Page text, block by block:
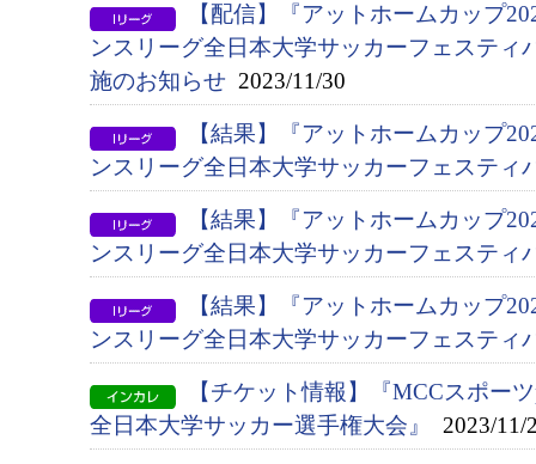
【配信】『アットホームカップ
ンスリーグ全日本大学サッカーフェスティ
施のお知らせ 2023/11/30
【結果】『アットホームカップ
ンスリーグ全日本大学サッカーフェスティ
【結果】『アットホームカップ
ンスリーグ全日本大学サッカーフェスティ
【結果】『アットホームカップ
ンスリーグ全日本大学サッカーフェスティ
【チケット情報】『MCCスポー
全日本大学サッカー選手権大会』
2023/11/